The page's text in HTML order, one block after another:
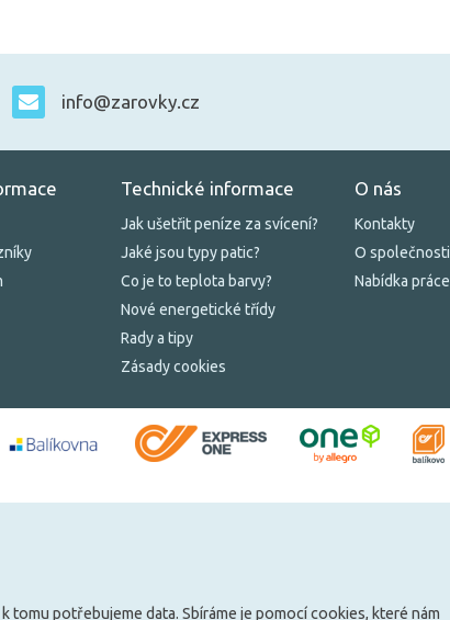
info@zarovky.cz
Technické informace
Jak ušetřit peníze za svícení?
Jaké jsou typy patic?
Co je to teplota barvy?
Nové energetické třídy
Rady a tipy
Zásady cookies
O nás
Kontakty
O společnosti
Nabídka práce
tomu potřebujeme data. Sbíráme je pomocí cookies, které nám